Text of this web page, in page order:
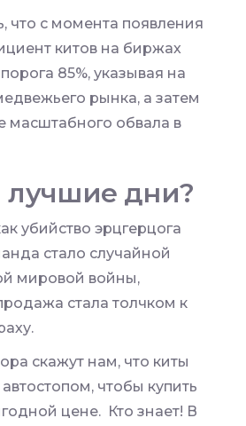
что с момента появления
китов на биржах
85%, указывая на
рынка, а затем
масштабного обвала в
лучшие дни?
убийство эрцгерцога
стало случайной
мировой войны,
стала толчком к
скажут нам, что киты
чтобы купить
цене. Кто знает! В